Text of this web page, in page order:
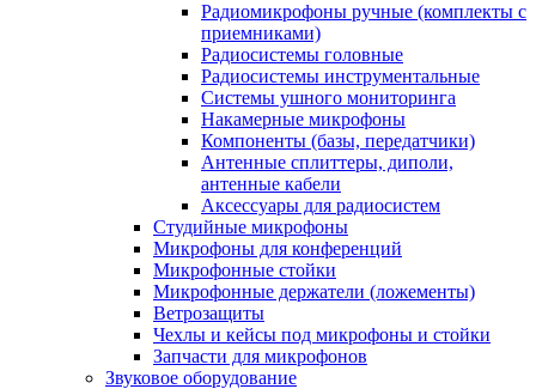
Радиомикрофоны ручные (комплекты с
приемниками)
Радиосистемы головные
Радиосистемы инструментальные
Системы ушного мониторинга
Накамерные микрофоны
Компоненты (базы, передатчики)
Антенные сплиттеры, диполи,
антенные кабели
Аксесcуары для радиосистем
Студийные микрофоны
Микрофоны для конференций
Микрофонные стойки
Микрофонные держатели (ложементы)
Ветрозащиты
Чехлы и кейсы под микрофоны и стойки
Запчасти для микрофонов
Звуковое оборудование